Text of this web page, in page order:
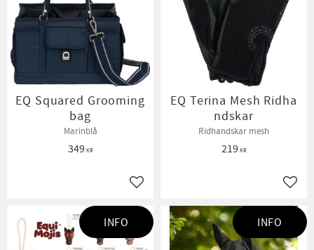
EQ Squared Grooming
bag
Marinblå
349KR
Lägg till i favoriter
EQ Terina Mesh Ridha
ndskar
Ridhandskar mesh
219KR
INFO INFO